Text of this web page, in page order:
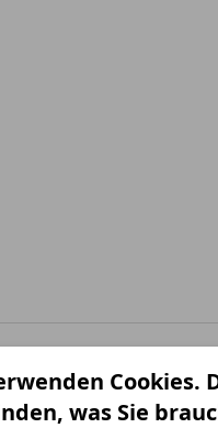
Euro 6d-
Cookies.
was Sie